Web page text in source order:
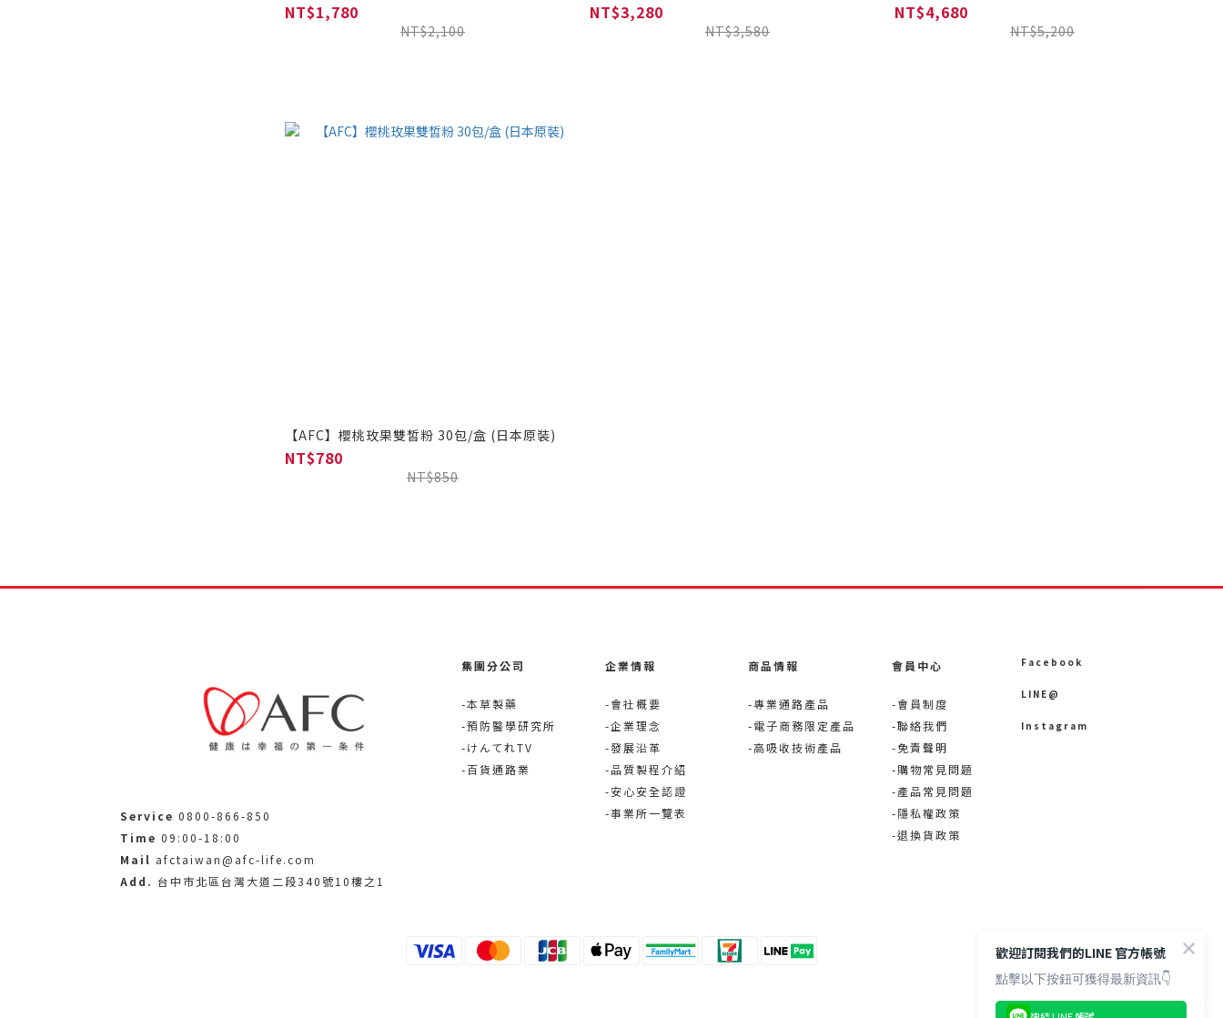
NT$1,780
NT$2,100
NT$3,280
NT$3,580
NT$4,680
NT$5,200
【AFC】櫻桃玫果雙皙粉 30包/盒 (日本原裝)
NT$780
NT$850
Service 0800-866-850
Time 09:00-18:00
Mail afctaiwan@afc-life.com
Add. 台中市北區台灣大道二段340號10樓之1
集團分公司
-本草製藥
-預防醫學研究所
-けんてれTV
-百貨通路業
企業情報
-會社概要
-企業理念
-發展沿革
-品質製程介紹
-安心安全認證
-事業所一覽表
商品情報
-專業通路產品
-電子商務限定產品
-高吸收技術產品
會員中心
-會員制度
-聯絡我們
-免責聲明
-購物常見問題
-產品常見問題
-隱私權政策
-退換貨政策
Facebook
LINE@
Instagram
歡迎訂閱我們的LINE 官方帳號
點擊以下按鈕可獲得最新資訊👇